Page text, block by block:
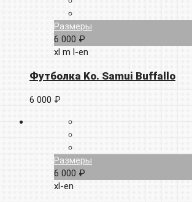
Размеры
6 000 ₽
xl m l-en
Футболка Ko. Samui Buffallo
6 000 ₽
Размеры
6 000 ₽
xl-en